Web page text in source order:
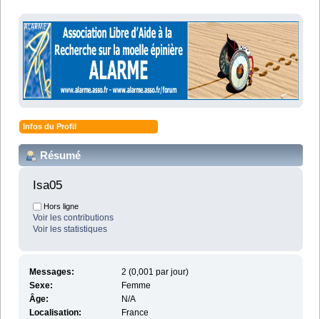
Infos du Profil
Résumé
Isa05
Hors ligne
Voir les contributions
Voir les statistiques
Messages:
2 (0,001 par jour)
Sexe:
Femme
Âge:
N/A
Localisation:
France